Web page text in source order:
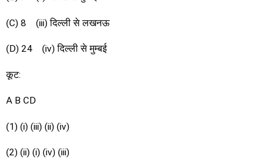
(C) 8 (iii) दिल्ली से लखनऊ
(D) 24 (iv) दिल्ली से मुम्बई
कूट:
A B CD
(1) (i) (iii) (ii) (iv)
(2) (ii) (i) (iv) (iii)